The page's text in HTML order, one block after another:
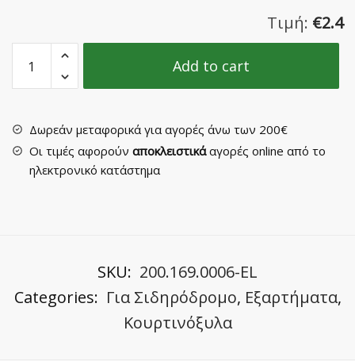
Τιμή: €2.4
Mεταλλικό
-
Αμερικάνικης
Ραφής
(συσκευασία
Add to cart
Δωρεάν μεταφορικά για αγορές άνω των 200€
Οι τιμές αφορούν αποκλειστικάαγορές online από το
ηλεκτρονικό κατάστημα
SKU: 200.169.0006-EL
Categories: Για Σιδηρόδρομο, Εξαρτήματα,
Κουρτινόξυλα